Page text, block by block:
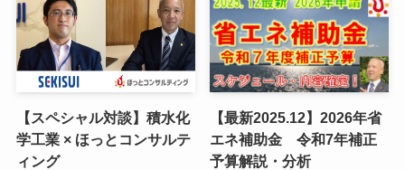
【スペシャル対談】積水化
学工業 × ほっとコンサルテ
ィング
【最新2025.12】2026年省
エネ補助金 令和7年補正
予算解説・分析